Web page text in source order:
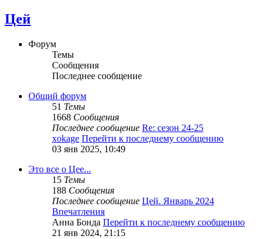
Цей
Форум
Темы
Сообщения
Последнее сообщение
Общий форум
51 Темы
1668 Сообщения
Последнее сообщение Re: сезон 24-25
xokage Перейти к последнему сообщению
03 янв 2025, 10:49
Это все о Цее...
15 Темы
188 Сообщения
Последнее сообщение Цей. Январь 2024
Впечатления
Анна Бонда Перейти к последнему сообщению
21 янв 2024, 21:15